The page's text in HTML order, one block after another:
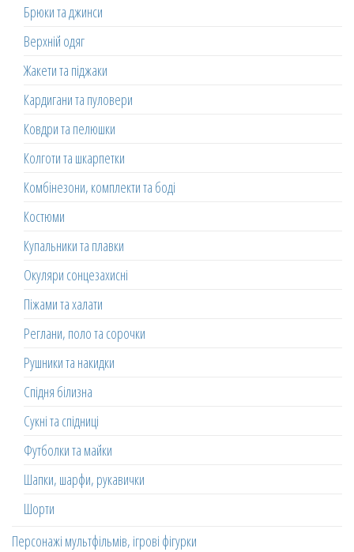
Брюки та джинси
Верхній одяг
Жакети та піджаки
Кардигани та пуловери
Ковдри та пелюшки
Колготи та шкарпетки
Комбінезони, комплекти та боді
Костюми
Купальники та плавки
Окуляри сонцезахисні
Піжами та халати
Реглани, поло та сорочки
Рушники та накидки
Спідня білизна
Сукні та спідниці
Футболки та майки
Шапки, шарфи, рукавички
Шорти
Персонажі мультфільмів, ігрові фігурки